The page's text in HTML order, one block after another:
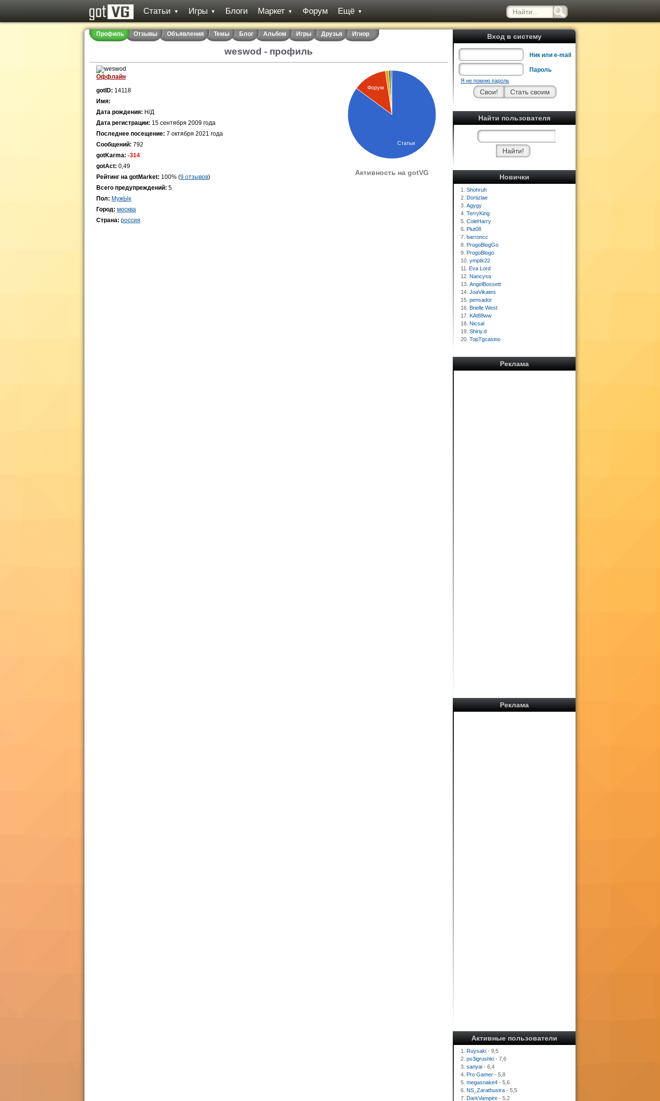
Статьи ▼ Игры ▼ Блоги Маркет ▼ Форум Ещё ▼
Вход в систему
Ник или e-mail
Пароль
Я не помню пароль
Найти пользователя
Новички
1. Shohruh
2. Dortizlae
3. Agygy
4. TerryKing
5. ColeHarry
6. Plut08
7. barroncc
8. ProgoBlogGo
9. ProgoBlogo
10. ymptk22
11. Eva Lord
12. Nancysa
13. AngelBossett
14. JoaVikates
15. pensador
16. Brielle West
17. KAt88ww
18. Nicsal
19. Shiriy.d
20. TopTgcasino
Реклама
Реклама
Активные пользователи
1. Ruysaki - 9,5
2. ps3igrushki - 7,6
3. sanyai - 6,4
4. Pro Gamer - 5,8
5. megasnake4 - 5,6
6. NS_Zarathustra - 5,5
7. DarkVampire - 5,2
Профиль Отзывы Объявления Темы Блог Альбом Игры Друзья Игнор
weswod - профиль
Форум
Статьи
Активность на gotVG
Оффлайн
gotID: 14118
Имя:
Дата рождения: Н/Д
Дата регистрации: 15 сентября 2009 года
Последнее посещение: 7 октября 2021 года
Сообщений: 792
gotKarma: -314
gotAct: 0,49
Рейтинг на gotMarket: 100% (9 отзывов)
Всего предупреждений: 5
Пол: МужЫк
Город: москва
Страна: россия